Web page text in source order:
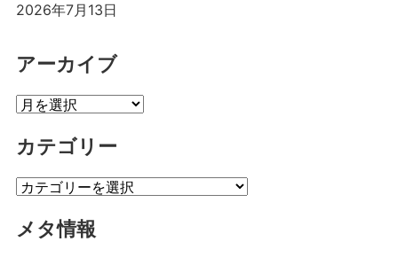
2026年7月13日
アーカイブ
ア
カ
ブ
カテゴリー
カ
ゴ
メタ情報